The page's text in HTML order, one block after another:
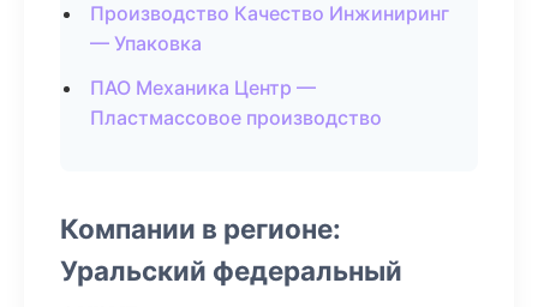
Производство Качество Инжиниринг
— Упаковка
ПАО Механика Центр —
Пластмассовое производство
Компании в регионе:
Уральский федеральный